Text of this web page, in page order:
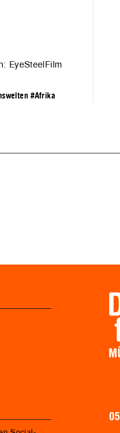
EyeSteelFilm
#Afrika